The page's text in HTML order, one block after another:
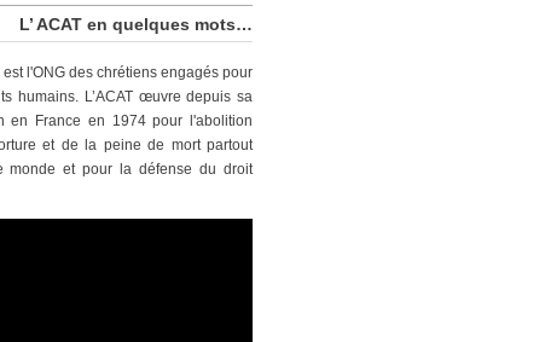
L’ ACAT en quelques mots…
est l'ONG des chrétiens engagés pour
humains. L’ACAT œuvre depuis sa
en France en 1974 pour l'abolition
et de la peine de mort partout
monde et pour la défense du droit